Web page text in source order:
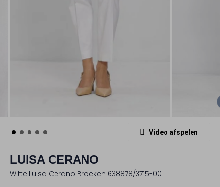
Video afspelen
LUISA CERANO
Witte Luisa Cerano Broeken 638878/3715-00